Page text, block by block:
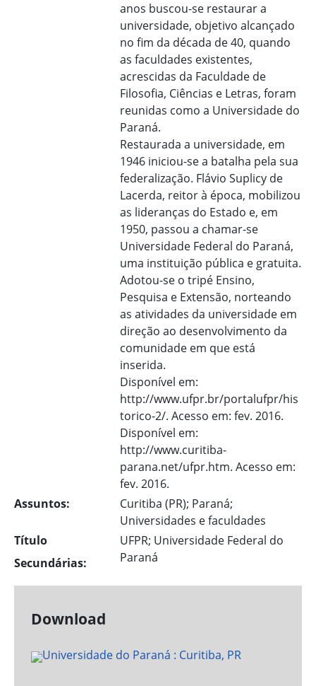
anos buscou-se restaurar a
universidade, objetivo alcançado
no fim da década de 40, quando
as faculdades existentes,
acrescidas da Faculdade de
Filosofia, Ciências e Letras, foram
reunidas como a Universidade do
Paraná.
Restaurada a universidade, em
1946 iniciou-se a batalha pela sua
federalização. Flávio Suplicy de
Lacerda, reitor à época, mobilizou
as lideranças do Estado e, em
1950, passou a chamar-se
Universidade Federal do Paraná,
uma instituição pública e gratuita.
Adotou-se o tripé Ensino,
Pesquisa e Extensão, norteando
as atividades da universidade em
direção ao desenvolvimento da
comunidade em que está
inserida.
Disponível em:
http://www.ufpr.br/portalufpr/his
torico-2/. Acesso em: fev. 2016.
Disponível em:
http://www.curitiba-
parana.net/ufpr.htm. Acesso em:
fev. 2016.
Assuntos:
Curitiba (PR); Paraná;
Universidades e faculdades
Título
Secundárias:
UFPR; Universidade Federal do
Paraná
Download